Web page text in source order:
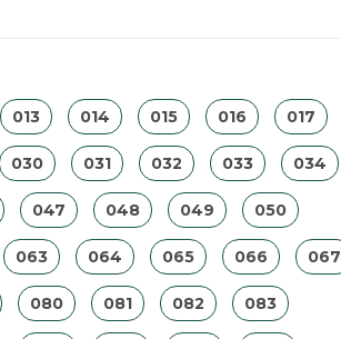
013 014 015 016 017
030 031 032 033 034
047 048 049 050
063 064 065 066 067
080 081 082 083